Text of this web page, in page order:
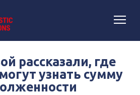
рассказали, где
узнать сумму